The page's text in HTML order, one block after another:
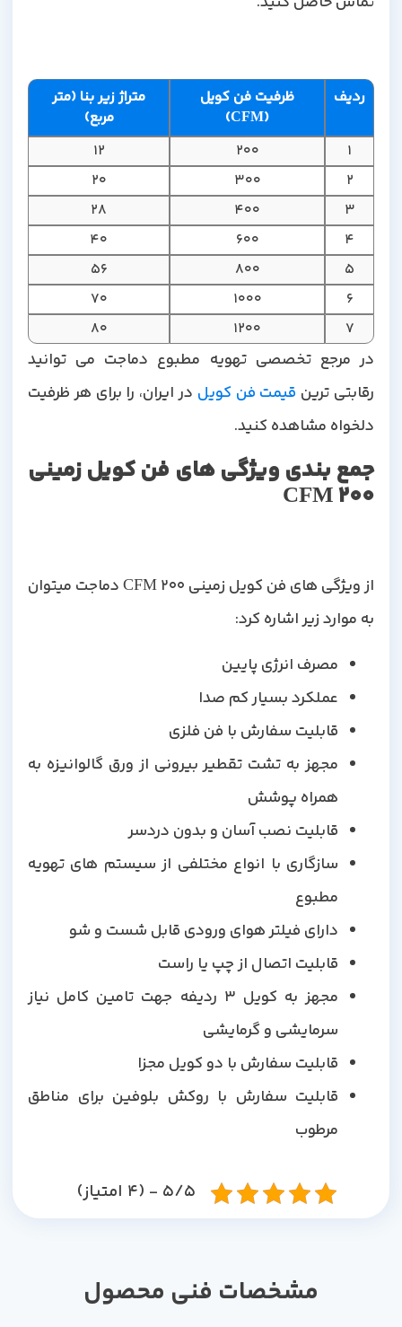
ردیف
ظرفیت فن کویل
متراژ زیر بنا (متر
مربع)
1000
در مرجع تخصصی تهویه مطبوع دماجت می توانید
رقابتی ترینقیمت فن کویلدر ایران، را برای هر ظرفیت
دلخواه مشاهده کنید.
جمع بندی ویژگی های فن کویل زمینی
200
CFM
از ویژگی های فن کویل زمینی 200 CFM دماجت میتوان
به موارد زیر اشاره کرد:
مصرف انرژی پایین
عملکرد بسیار کم صدا
قابلیت سفارش با فن فلزی
مجهز به تشت تقطیر بیرونی از ورق گالوانیزه به
همراه پوشش
قابلیت نصب آسان و بدون دردسر
سازگاری با انواع مختلفی از سیستم های تهویه
مطبوع
دارای فیلتر هوای ورودی قابل شست و شو
قابلیت اتصال از چپ یا راست
مجهز به کویل 3 ردیفه جهت تامین کامل نیاز
سرمایشی و گرمایشی
قابلیت سفارش با دو کویل مجزا
قابلیت سفارش با روکش بلوفین برای مناطق
مرطوب
5/5 - (4 امتیاز)
مشخصات فنی محصول